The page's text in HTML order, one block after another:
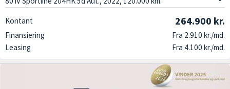
Kontant 264.900 kr.
Finansiering
Fra 2.910 kr./md.
Leasing
Fra 4.100 kr./md.